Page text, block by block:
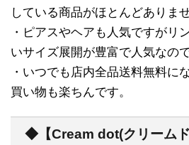
している商品がほとんどありませ
・ピアスやヘアも人気ですがリ
いサイズ展開が豊富で人気なの
・いつでも店内全品送料無料に
買い物も楽ちんです。
◆【Cream dot(クリーム